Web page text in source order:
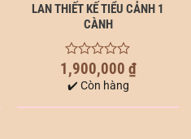
LAN THIẾT KẾ TIỂU CẢNH 1
CÀNH
out
of
5
1,900,000 ₫
✔️ Còn hàng